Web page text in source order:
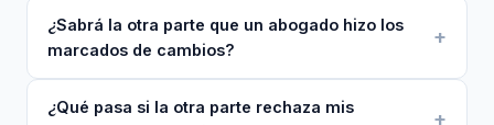
¿Sabrá la otra parte que un abogado hizo los
marcados de cambios?
¿Qué pasa si la otra parte rechaza mis